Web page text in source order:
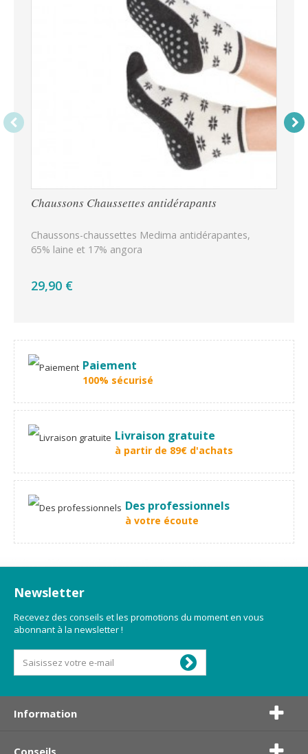
Chaussons Chaussettes antidérapants
Chaussons-chaussettes Medima antidérapantes,
65% laine et 17% angora
29,90 €
Paiement
100% sécurisé
Livraison gratuite
à partir de 89€ d'achats
Des professionnels
à votre écoute
Newsletter
Recevez des conseils et les promotions du moment en vous
abonnant à la newsletter !
Information
Conseils